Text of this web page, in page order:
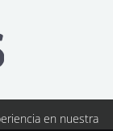
en nuestra